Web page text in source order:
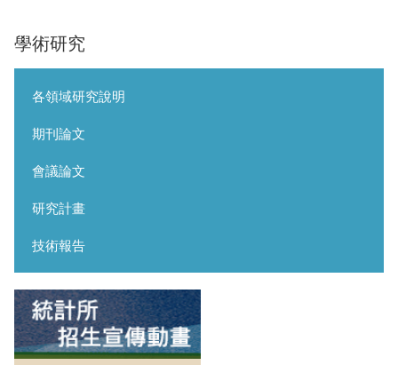
學術研究
各領域研究說明
期刊論文
會議論文
研究計畫
技術報告